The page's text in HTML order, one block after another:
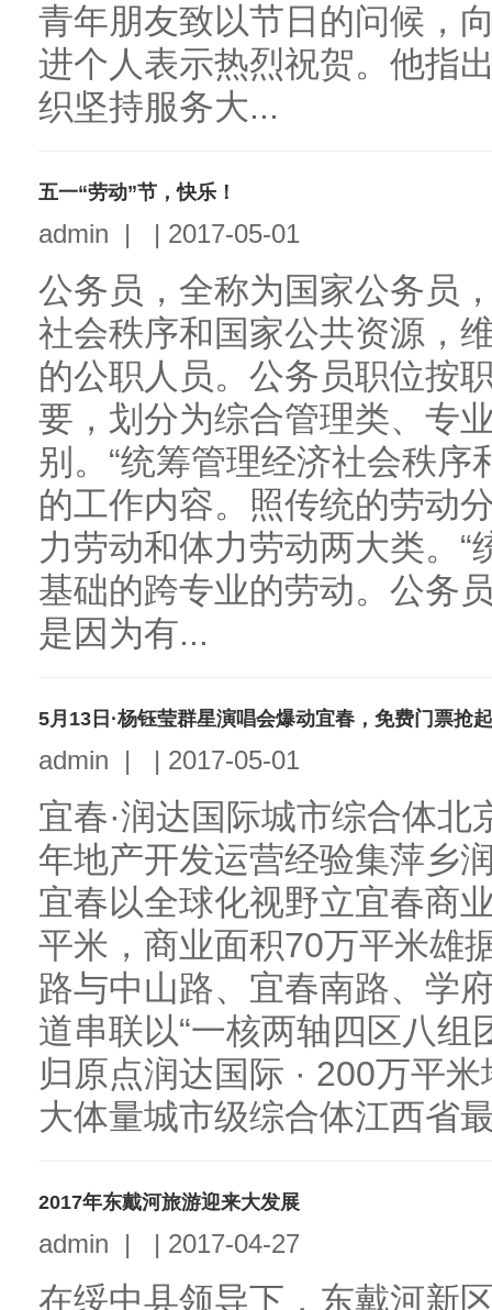
青年朋友致以节日的问候，
进个人表示热烈祝贺。他指
织坚持服务大...
五一“劳动”节，快乐！
admin | | 2017-05-01
公务员，全称为国家公务员
社会秩序和国家公共资源，
的公职人员。公务员职位按
要，划分为综合管理类、专
别。“统筹管理经济社会秩序
的工作内容。照传统的劳动
力劳动和体力劳动两大类。“
基础的跨专业的劳动。公务
是因为有...
5月13日·杨钰莹群星演唱会爆动宜春，免费门票抢
admin | | 2017-05-01
宜春·润达国际城市综合体
年地产开发运营经验集萍乡
宜春以全球化视野立宜春商
平米，商业面积70万平米雄
路与中山路、宜春南路、学
道串联以“一核两轴四区八组
归原点润达国际 · 200万平
大体量城市级综合体江西省
2017年东戴河旅游迎来大发展
admin | | 2017-04-27
在绥中县领导下，东戴河新